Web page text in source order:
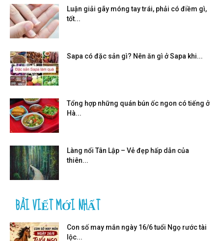
Luận giải gãy móng tay trái, phải có điềm gì,
tốt...
Sapa có đặc sản gì? Nên ăn gì ở Sapa khi...
Tổng hợp những quán bún ốc ngon có tiếng ở
Hà...
Làng nổi Tân Lập – Vẻ đẹp hấp dẫn của
thiên...
BÀI VIẾT MỚI NHẤT
Con số may mắn ngày 16/6 tuổi Ngọ rước tài
lộc...